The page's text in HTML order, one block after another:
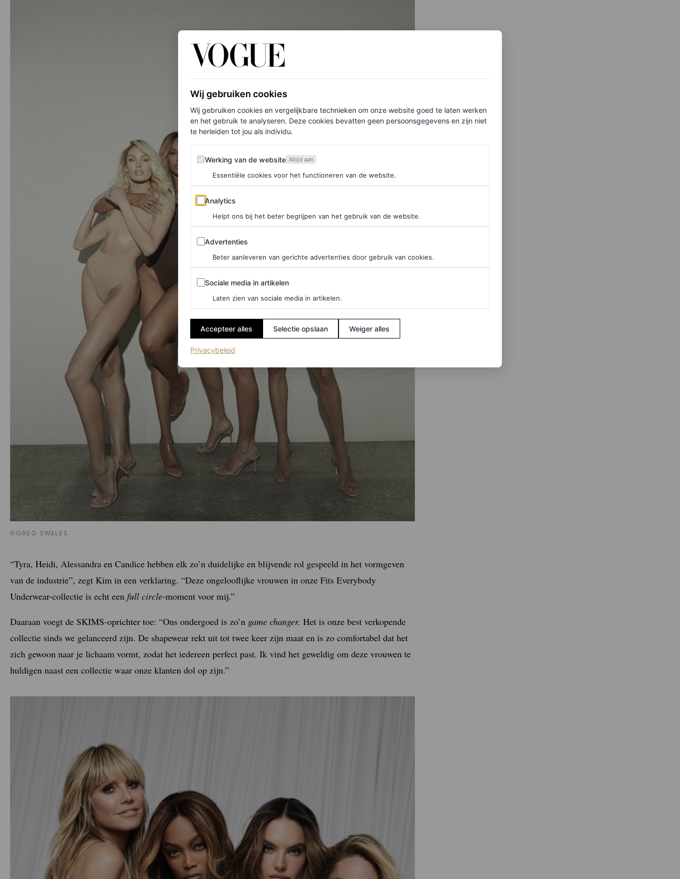
©GREG SWALES
“Tyra, Heidi, Alessandra en Candice hebben elk zo’n duidelijke en blijvende rol gespeeld in het vormgeven
van de industrie”, zegt Kim in een verklaring. “Deze ongelooflijke vrouwen in onze Fits Everybody
Underwear-collectie is echt een full circle-moment voor mij.”
Daaraan voegt de SKIMS-oprichter toe: “Ons ondergoed is zo’n game changer. Het is onze best verkopende
collectie sinds we gelanceerd zijn. De shapewear rekt uit tot twee keer zijn maat en is zo comfortabel dat het
zich gewoon naar je lichaam vormt, zodat het iedereen perfect past. Ik vind het geweldig om deze vrouwen te
huldigen naast een collectie waar onze klanten dol op zijn.”
Wij gebruiken cookies
Wij gebruiken cookies en vergelijkbare technieken om onze website goed te laten werken
en het gebruik te analyseren. Deze cookies bevatten geen persoonsgegevens en zijn niet
te herleiden tot jou als individu.
Werking van de website
Werking van de website Altijd aan
Essentiële cookies voor het functioneren van de website.
Analytics
Analytics
Helpt ons bij het beter begrijpen van het gebruik van de website.
Advertenties
Advertenties
Beter aanleveren van gerichte advertenties door gebruik van cookies.
Sociale media in artikelen
Sociale media in artikelen
Laten zien van sociale media in artikelen.
Accepteer alles Selectie opslaan Weiger alles
Privacybeleid